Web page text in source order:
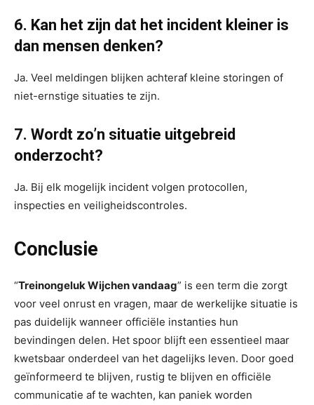
6. Kan het zijn dat het incident kleiner is
dan mensen denken?
Ja. Veel meldingen blijken achteraf kleine storingen of
niet-ernstige situaties te zijn.
7. Wordt zo’n situatie uitgebreid
onderzocht?
Ja. Bij elk mogelijk incident volgen protocollen,
inspecties en veiligheidscontroles.
Conclusie
“Treinongeluk Wijchen vandaag” is een term die zorgt
voor veel onrust en vragen, maar de werkelijke situatie is
pas duidelijk wanneer officiële instanties hun
bevindingen delen. Het spoor blijft een essentieel maar
kwetsbaar onderdeel van het dagelijks leven. Door goed
geïnformeerd te blijven, rustig te blijven en officiële
communicatie af te wachten, kan paniek worden